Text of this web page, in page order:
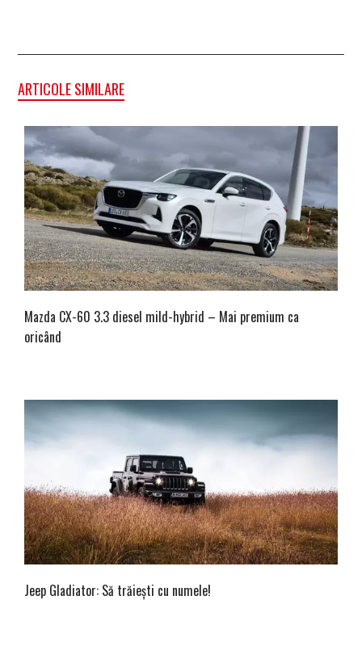
ARTICOLE SIMILARE
Mazda CX-60 3.3 diesel mild-hybrid – Mai premium ca
oricând
Jeep Gladiator: Să trăiești cu numele!